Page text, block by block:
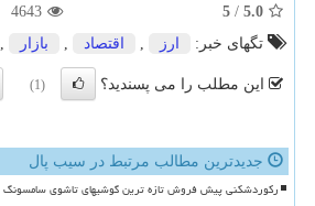
5.0
/
5
4643
تگهای خبر:
ارز , اقتصاد , بازار ,
این مطلب را می پسندید؟ (1)
جدیدترین مطالب مرتبط در سیب پال
رکوردشکنی پیش فروش تازه ترین گوشیهای تاشوی سامسونگ